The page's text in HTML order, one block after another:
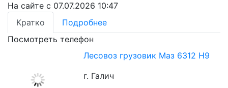
На сайте с 07.07.2026 10:47
Кратко
Подробнее
Посмотреть телефон
Лесовоз грузовик Маз 6312 Н9
г. Галич